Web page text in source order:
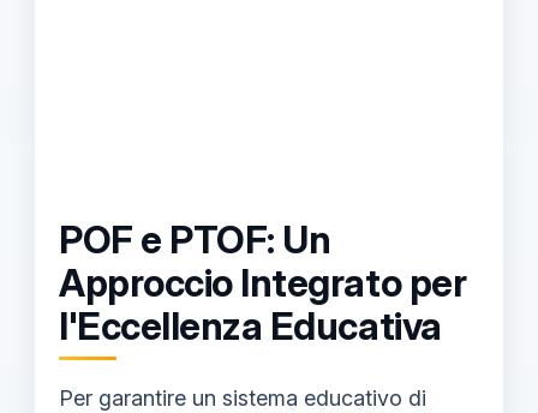
POF e PTOF: Un
Approccio Integrato per
l'Eccellenza Educativa
Per garantire un sistema educativo di